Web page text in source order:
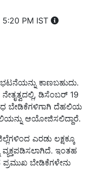
PM IST
ಕಾಣಬಹುದು.
ಡಿಸೆಂಬರ್ 19
ಬೇಡಿಕೆಗಳಿಗಾಗಿ ದೆಹಲಿಯ
ಆಯೋಜಿಸಲಿದ್ದಾರೆ.
ಎರಡು ಲಕ್ಷಕ್ಕೂ
ವ್ಯಕ್ತಪಡಿಸಲಾಗಿದೆ. ಇಂತಹ
ಬೇಡಿಕೆಗಳೇನು